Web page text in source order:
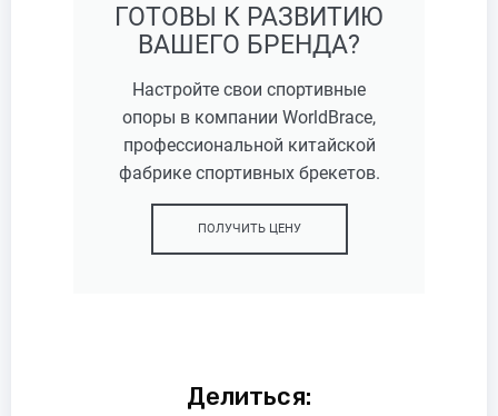
ГОТОВЫ К РАЗВИТИЮ
ВАШЕГО БРЕНДА?
Настройте свои спортивные
опоры в компании WorldBrace,
профессиональной китайской
фабрике спортивных брекетов.
ПОЛУЧИТЬ ЦЕНУ
Делиться: